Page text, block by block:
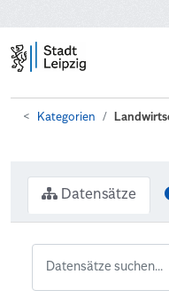
Kategorien
Datensätze